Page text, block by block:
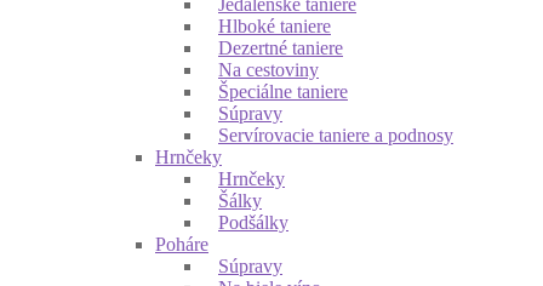
Jedálenske taniere
Hlboké taniere
Dezertné taniere
Na cestoviny
Špeciálne taniere
Súpravy
Servírovacie taniere a podnosy
Hrnčeky
Hrnčeky
Šálky
Podšálky
Poháre
Súpravy